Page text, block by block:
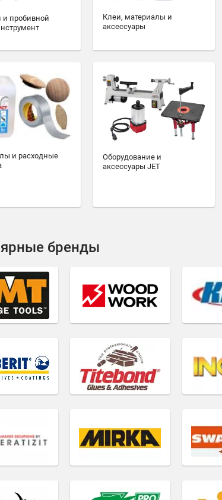
пробивной
Клеи, материалы и
аксессуары
и расходные
Оборудование и
аксессуары JET
бренды